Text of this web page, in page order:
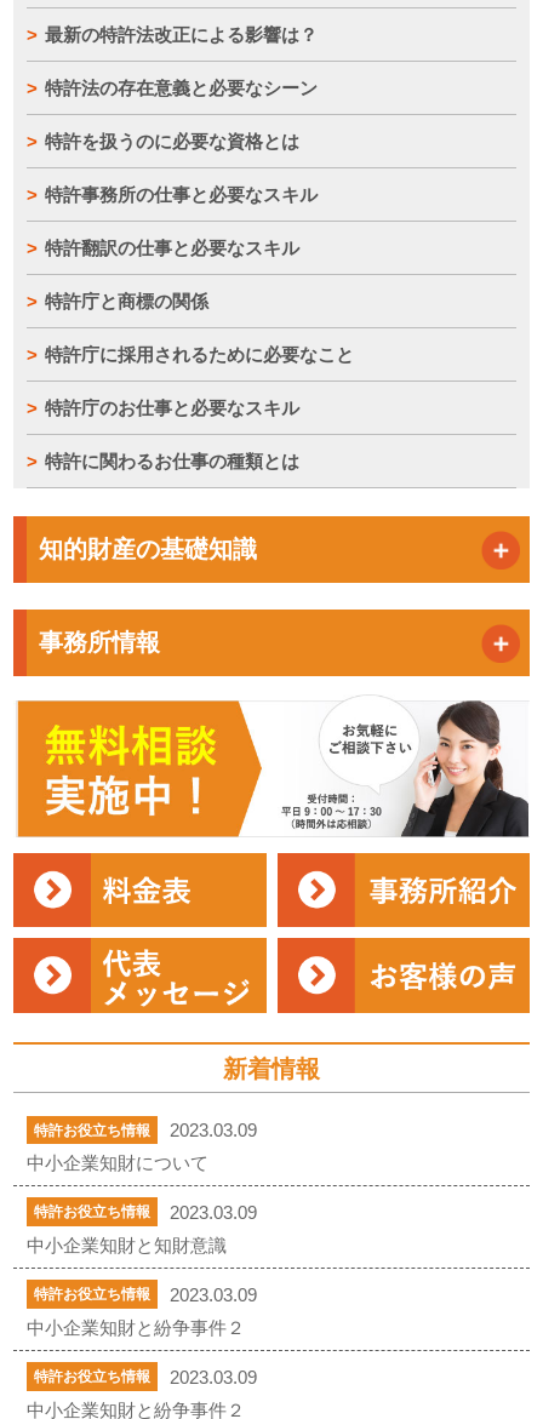
最新の特許法改正による影響は？
特許法の存在意義と必要なシーン
特許を扱うのに必要な資格とは
特許事務所の仕事と必要なスキル
特許翻訳の仕事と必要なスキル
特許庁と商標の関係
特許庁に採用されるために必要なこと
特許庁のお仕事と必要なスキル
特許に関わるお仕事の種類とは
知的財産の基礎知識
事務所情報
新着情報
特許お役立ち情報
2023.03.09
中小企業知財について
特許お役立ち情報
2023.03.09
中小企業知財と知財意識
特許お役立ち情報
2023.03.09
中小企業知財と紛争事件２
特許お役立ち情報
2023.03.09
中小企業知財と紛争事件２